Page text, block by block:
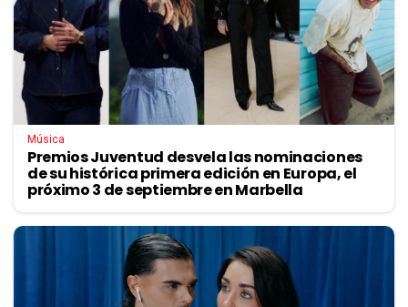
Música
Premios Juventud desvela las nominaciones
de su histórica primera edición en Europa, el
próximo 3 de septiembre en Marbella